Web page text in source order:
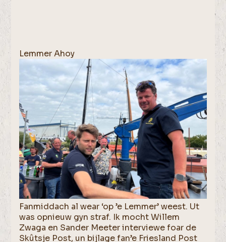
Lemmer Ahoy
Fanmiddach al wear ‘op ’e Lemmer’ weest. Ut
was opnieuw gyn straf. Ik mocht Willem
Zwaga en Sander Meeter interviewe foar de
Skûtsje Post, un bijlage fan’e Friesland Post